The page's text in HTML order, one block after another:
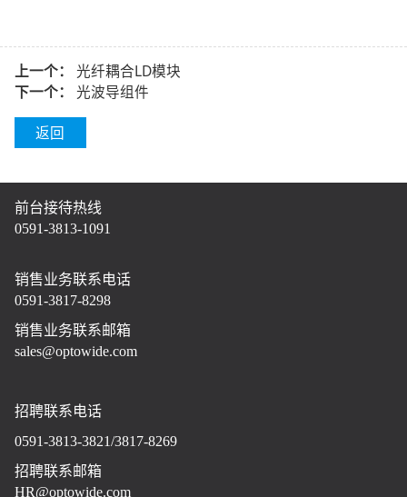
上一个： 光纤耦合LD模块
下一个： 光波导组件
返回
前台接待热线
0591-3813-1091
销售业务联系电话
0591-3817-8298
销售业务联系邮箱
sales@optowide.com
招聘联系电话
0591-3813-3821/3817-8269
招聘联系邮箱
HR@optowide.com